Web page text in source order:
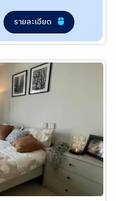
รายละเอียด